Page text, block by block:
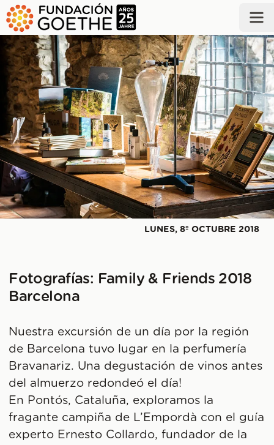
SALTAR AL CONTENIDO PRINCIPAL
LUNES, 8º OCTUBRE 2018
Fotografías: Family & Friends 2018
Barcelona
Nuestra excursión de un día por la región
de Barcelona tuvo lugar en la perfumería
Bravanariz. Una degustación de vinos antes
del almuerzo redondeó el día!
En Pontós, Cataluña, exploramos la
fragante campiña de L’Empordà con el guía
experto Ernesto Collardo, fundador de la